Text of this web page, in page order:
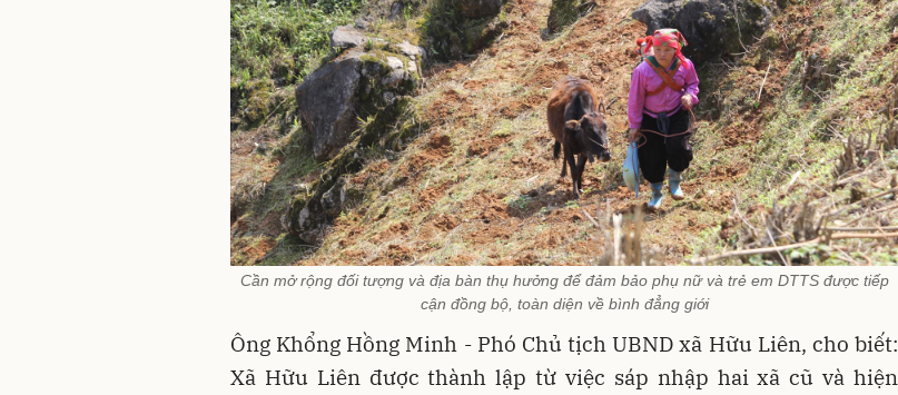
Cần mở rộng đối tượng và địa bàn thụ hưởng để đảm bảo phụ nữ và trẻ em DTTS được tiếp
cận đồng bộ, toàn diện về bình đẳng giới
Ông Khổng Hồng Minh - Phó Chủ tịch UBND xã Hữu Liên, cho biết:
Xã Hữu Liên được thành lập từ việc sáp nhập hai xã cũ và hiện